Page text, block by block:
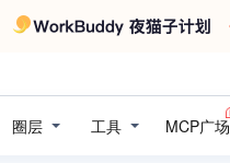
圈层 工具 MCP广场